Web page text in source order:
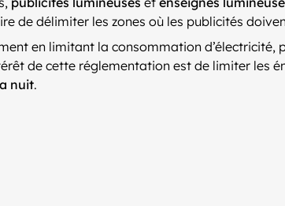
de délimiter les zones où les publicités
en limitant la consommation d’électricité,
de cette réglementation est de limiter les
nuit.